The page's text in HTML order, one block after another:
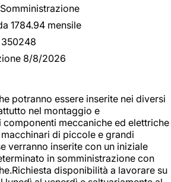
Somministrazione
1784.94 mensile
350248
8/8/2026
potranno essere inserite nei diversi
nel montaggio e
meccaniche ed elettriche
di piccole e grandi
verranno inserite con un iniziale
in somministrazione con
disponibilità a lavorare su